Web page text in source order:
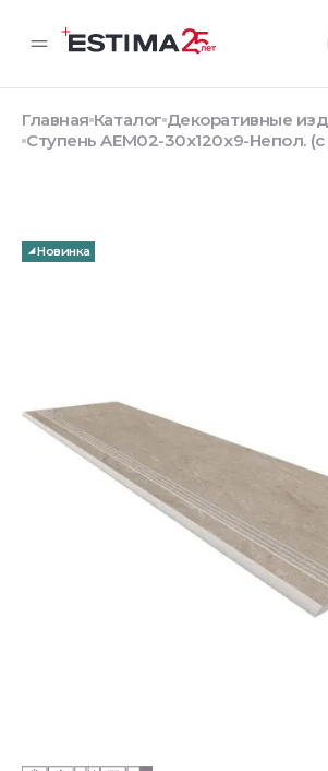
Главная Каталог Декоративные
Ступень AEM02-30x120x9-Непол.
Новинка